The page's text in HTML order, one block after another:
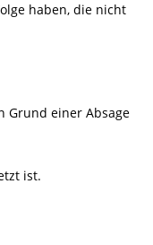
haben, die nicht
Grund einer Absage
ist.